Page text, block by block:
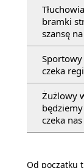
bramki
szansę
Sportowy
czeka
Żużlowy
czeka
Od początku